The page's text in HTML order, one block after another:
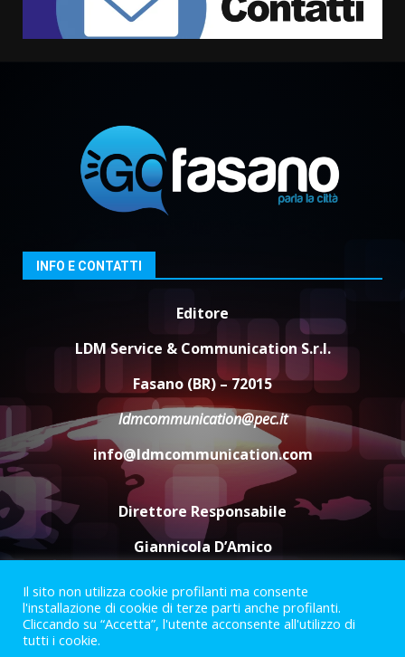
1
dal campionato
5 Agosto 2026 17:30
5 Agosto 2026 11:03
3
Residenti di Savelletri scrivono
A Savelletri torna la Sagra del
Pesce Spada: appuntamento a
sabato 8 agosto
5 Agosto 2026 06:10
L’abusivismo giornalistico è un
pericolo
3 Agosto 2026 17:22
INFO E CONTATTI
Editore
LDM Service & Communication S.r.l.
Fasano (BR) – 72015
ldmcommunication@pec.it
info@ldmcommunication.com
Direttore Responsabile
Giannicola D’Amico
Termini e Condizioni
Privacy Policy
Informazioni Legali
Il sito non utilizza cookie profilanti ma consente
l'installazione di cookie di terze parti anche profilanti.
Cliccando su “Accetta”, l'utente acconsente all'utilizzo di
tutti i cookie.